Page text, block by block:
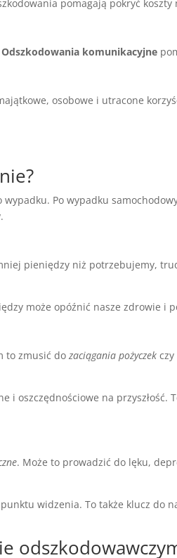
pomagają pokryć
Odszkodowania komunikacyjne
osobowe i utracone
Po wypadku
pieniędzy niż potrzebujemy,
może opóźnić nasze zdrowie i
to zmusić dozaciągania pożyczek czy
i oszczędnościowe na przyszłość.
. Może to prowadzić do lęku,
widzenia. To także klucz do